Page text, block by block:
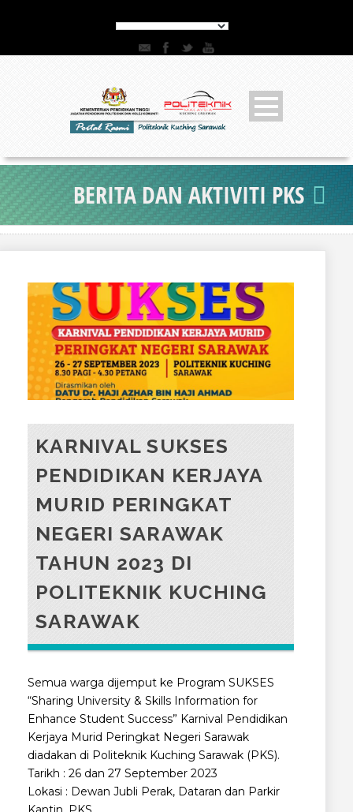
BERITA DAN AKTIVITI PKS
KARNIVAL SUKSES
PENDIDIKAN KERJAYA
MURID PERINGKAT
NEGERI SARAWAK
TAHUN 2023 DI
POLITEKNIK KUCHING
SARAWAK
Semua warga dijemput ke Program SUKSES
“Sharing University & Skills Information for
Enhance Student Success” Karnival Pendidikan
Kerjaya Murid Peringkat Negeri Sarawak
diadakan di Politeknik Kuching Sarawak (PKS).
Tarikh : 26 dan 27 September 2023
Lokasi : Dewan Jubli Perak, Dataran dan Parkir